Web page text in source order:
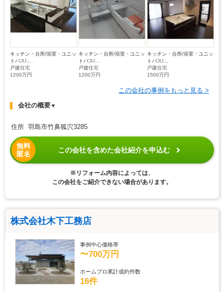
キッチン・台所/浴室・ユニッ
トバス/...
戸建住宅
1200万円
キッチン・台所/浴室・ユニッ
トバス/...
戸建住宅
1200万円
キッチン・台所/浴室・ユニッ
トバス/...
戸建住宅
1500万円
この会社の事例をもっと見る >
会社の概要▼
住所 羽島市竹鼻狐穴3285
無料
匿名
この会社を含めた会社紹介を申込む
※リフォーム内容によっては、
この会社をご紹介できない場合があります。
株式会社木下工務店
事例中心価格帯
〜700万円
ホームプロ累計成約件数
16件